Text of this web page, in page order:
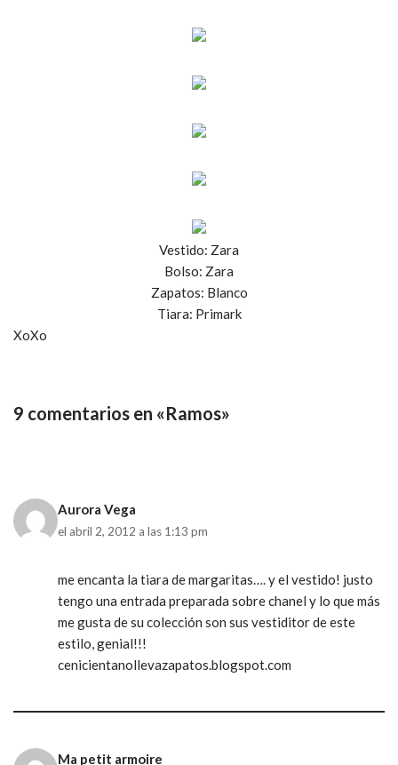
Vestido: Zara
Bolso: Zara
Zapatos: Blanco
Tiara: Primark
XoXo
9 comentarios en «Ramos»
Aurora Vega
el abril 2, 2012 a las 1:13 pm
me encanta la tiara de margaritas…. y el vestido! justo
tengo una entrada preparada sobre chanel y lo que más
me gusta de su colección son sus vestiditor de este
estilo, genial!!!
cenicientanollevazapatos.blogspot.com
Ma petit armoire